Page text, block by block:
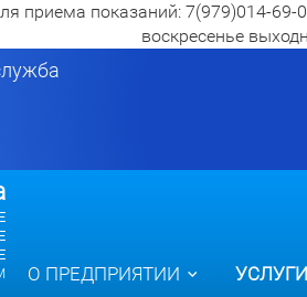
приема показаний: 7(979)014-69-
воскресенье
О ПРЕДПРИЯТИИ УСЛУГИ